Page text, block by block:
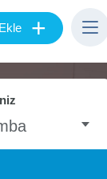
+